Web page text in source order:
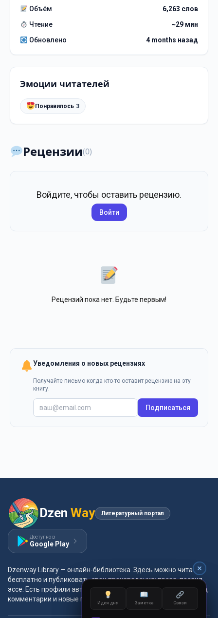
Объём
6,263 слов
Чтение
~29 мин
Обновлено
4 months назад
Эмоции читателей
Понравилось 3
Рецензии(0)
Войдите, чтобы оставить рецензию.
Войти
Рецензий пока нет. Будьте первым!
Уведомления о новых рецензиях
Получайте письмо когда кто-то оставит рецензию на эту
книгу.
Подписаться
Dzen Way Литературный портал
Доступно в
Google Play
Dzenway Library — онлайн-библиотека. Здесь можно читать
бесплатно и публиковать свои произведения: проза, поэзия,
эссе. Есть профили авторов, жанры и метки, удобная читалка,
комментарии и новые главы каждый день.
Идея дня Заметка Связи
Идея дня Заметка Связи